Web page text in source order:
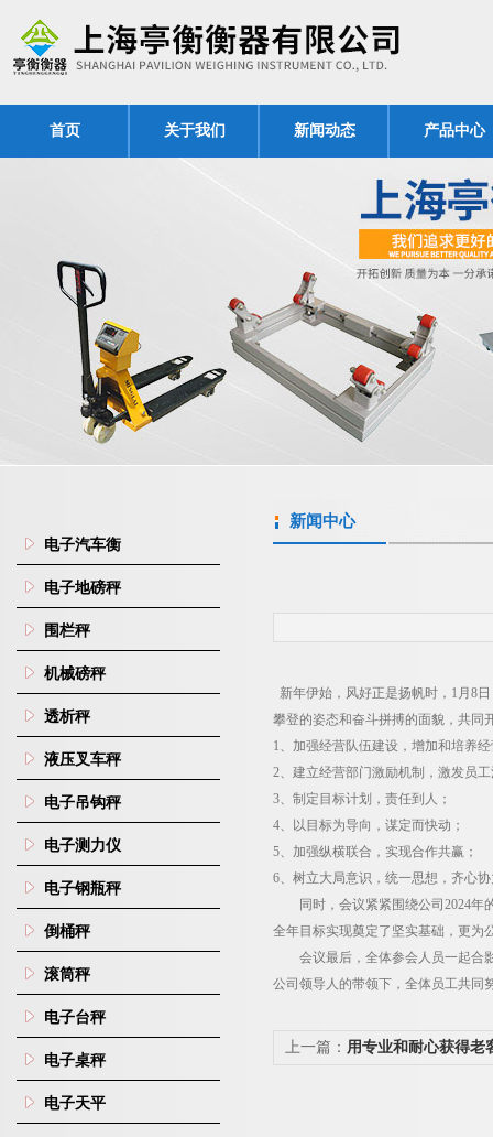
首页 关于我们 新闻动态 产品中心
电子汽车衡
电子地磅秤
围栏秤
机械磅秤
透析秤
液压叉车秤
电子吊钩秤
电子测力仪
电子钢瓶秤
倒桶秤
滚筒秤
电子台秤
电子桌秤
电子天平
新闻中心
新年伊始，风好正是扬帆时， 1 月 8
攀登的姿态和奋斗拼搏的面貌，共同
1、加强经营队伍建设，增加和培养
2、建立经营部门激励机制，激发员
3、制定目标计划，责任到人；
4、以目标为导向，谋定而快动；
5、加强纵横联合，实现合作共赢；
6、树立大局意识，统一思想，齐心
同时，会议紧紧围绕公司 2024年
全年目标实现奠定了坚实基础，更为
会议最后，全体参会人员一起合
公司领导人的带领下，全体员工共同
上一篇： 用专业和耐心获得老